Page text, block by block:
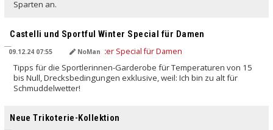
Sparten an.
Castelli und Sportful Winter Special für Damen
09.12.24 07:55 NoMan
Tipps für die Sportlerinnen-Garderobe für Temperaturen von 15
bis Null, Drecksbedingungen exklusive, weil: Ich bin zu alt für
Schmuddelwetter!
Neue Trikoterie-Kollektion